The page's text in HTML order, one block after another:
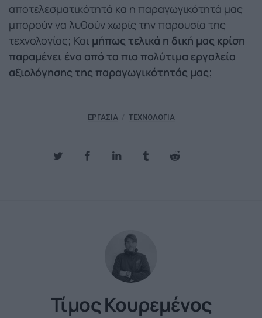
αποτελεσματικότητά κα η παραγωγικότητά μας
μπορούν να λυθούν χωρίς την παρουσία της
τεχνολογίας; Και μήπως τελικά η δική μας κρίση
παραμένει ένα από τα πιο πολύτιμα εργαλεία
αξιολόγησης της παραγωγικότητάς μας;
ΕΡΓΑΣΊΑ ΤΕΧΝΟΛΟΓΊΑ
Τίμος Κουρεμένος